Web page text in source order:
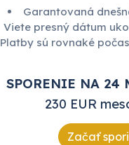
Garantovaná
Viete presný dátum
Platby sú rovnaké
SPORENIE NA 24
230 EUR
Začať